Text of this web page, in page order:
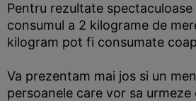
Pentru rezultate
consumul a 2 kilograme de
kilogram pot fi consumate
Va prezentam mai jos si un
persoanele care vor sa urmeze